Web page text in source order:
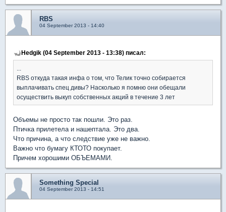
RBS
04 September 2013 - 14:40
Hedgik (04 September 2013 - 13:38) писал:
RBS откуда такая инфа о том, что Телик точно собирается
выплачивать спец дивы? Насколько я помню они обещали
осуществить выкуп собственных акций в течение 3 лет
Объемы не просто так пошли. Это раз.
Птичка прилетела и нашептала. Это два.
Что причина, а что следствие уже не важно.
Важно что бумагу КТОТО покупает.
Причем хорошими ОБЪЕМАМИ.
Something Special
04 September 2013 - 14:51